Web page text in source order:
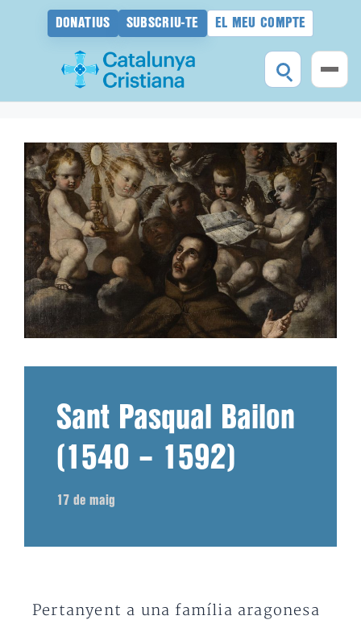
DONATIUS SUBSCRIU-TE EL MEU COMPTE
contingut
Sant Pasqual Bailon
(1540 – 1592)
17 de maig
Pertanyent a una família aragonesa